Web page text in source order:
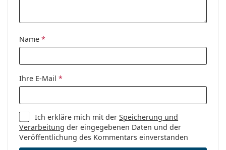
Marke:
David Beckham
Code:
Name *
Ihre E-Mail *
Ich erkläre mich mit derSpeicherung und
Verarbeitung der eingegebenen Daten und der
Veröffentlichung des Kommentars einverstanden